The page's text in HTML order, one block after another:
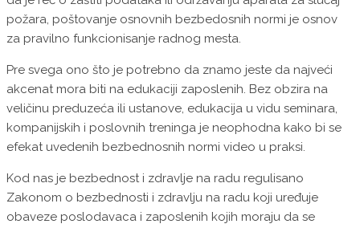
požara, poštovanje osnovnih bezbedosnih normi je osnov
za pravilno funkcionisanje radnog mesta.
Pre svega ono što je potrebno da znamo jeste da najveći
akcenat mora biti na edukaciji zaposlenih. Bez obzira na
veličinu preduzeća ili ustanove, edukacija u vidu seminara,
kompanijskih i poslovnih treninga je neophodna kako bi se
efekat uvedenih bezbednosnih normi video u praksi.
Kod nas je bezbednost i zdravlje na radu regulisano
Zakonom o bezbednosti i zdravlju na radu koji uređuje
obaveze poslodavaca i zaposlenih kojih moraju da se